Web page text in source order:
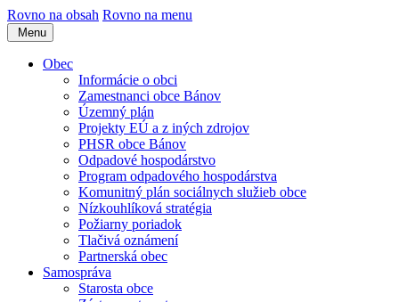
Rovno na obsah Rovno na menu
Menu
Obec
Informácie o obci
Zamestnanci obce Bánov
Územný plán
Projekty EÚ a z iných zdrojov
PHSR obce Bánov
Odpadové hospodárstvo
Program odpadového hospodárstva
Komunitný plán sociálnych služieb obce
Nízkouhlíková stratégia
Požiarny poriadok
Tlačivá oznámení
Partnerská obec
Samospráva
Starosta obce